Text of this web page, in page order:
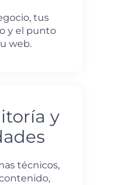
tus
y el punto
web.
y
técnicos,